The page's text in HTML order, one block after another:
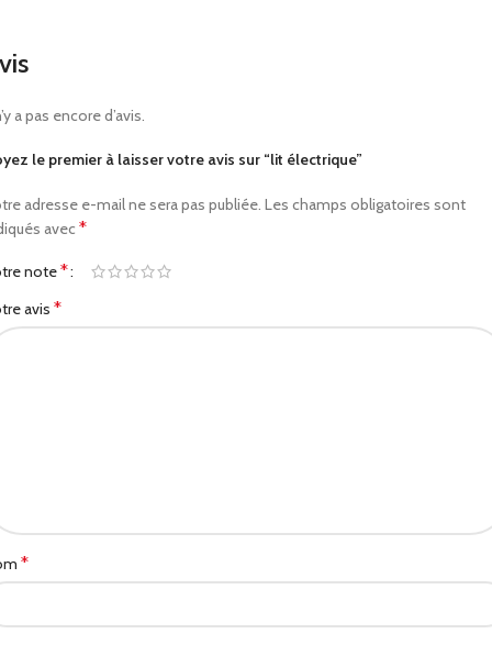
a pas encore d’avis.
le premier à laisser votre avis sur “lit électrique”
adresse e-mail ne sera pas publiée. Les champs obligatoires sont
avec *
note*
avis *
*